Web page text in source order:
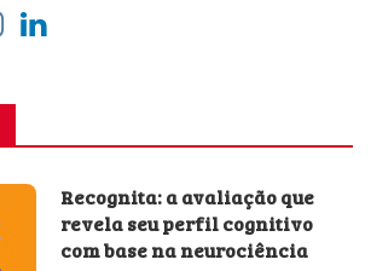
Recognita: a avaliação que
revela seu perfil cognitivo
com base na neurociência